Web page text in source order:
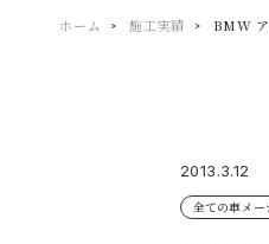
ホーム 施工実績 BMW
2013.3.12
全ての車メー